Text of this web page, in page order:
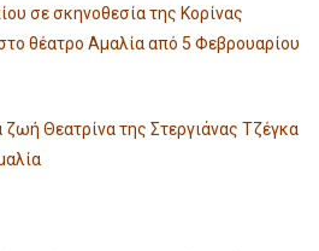
σε σκηνοθεσία της Κορίνας
θέατρο Αμαλία από 5 Φεβρουαρίου
ζωή Θεατρίνα της Στεργιάνας Τζέγκα